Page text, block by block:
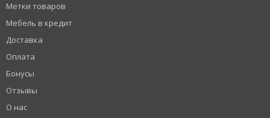
Метки товаров
Мебель в кредит
Доставка
Оплата
Бонусы
Отзывы
О нас